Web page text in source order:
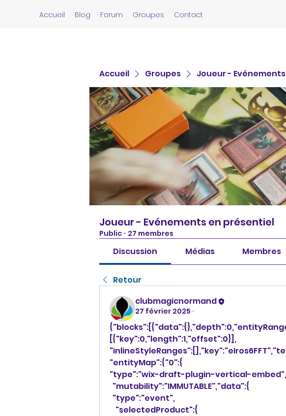
Accueil Blog Forum Groupes Contact
Accueil Groupes Joueur -
Joueur - Evénements en présentiel
Public · 27 membres
Discussion Médias Membres
Retour
clubmagicnormand
27 février 2025 ·
[{"key":0,"length":1,"offset":0}],
"entityMap":{"0":{
"type":"wix-draft-plugin-vertical-embed",
  "mutability":"IMMUTABLE","data":{
  "type":"event",
    "selectedProduct":{